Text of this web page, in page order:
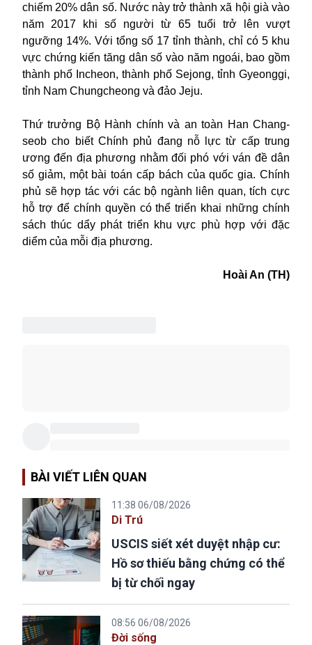
chiếm 20% dân số. Nước này trở thành xã hội già vào
năm 2017 khi số người từ 65 tuổi trở lên vượt
ngưỡng 14%. Với tổng số 17 tỉnh thành, chỉ có 5 khu
vực chứng kiến tăng dân số vào năm ngoái, bao gồm
thành phố Incheon, thành phố Sejong, tỉnh Gyeonggi,
tỉnh Nam Chungcheong và đảo Jeju.
Thứ trưởng Bộ Hành chính và an toàn Han Chang-
seob cho biết Chính phủ đang nỗ lực từ cấp trung
ương đến địa phương nhằm đối phó với ván đề dân
số giảm, một bài toán cấp bách của quốc gia. Chính
phủ sẽ hợp tác với các bộ ngành liên quan, tích cực
hỗ trợ để chính quyền có thể triển khai những chính
sách thúc dẩy phát triển khu vực phù hợp với đặc
diểm của mỗi địa phương.
Hoài An (TH)
BÀI VIẾT LIÊN QUAN
11:38 06/08/2026
Di Trú
USCIS siết xét duyệt nhập cư:
Hồ sơ thiếu bằng chứng có thể
bị từ chối ngay
08:56 06/08/2026
Đời sống